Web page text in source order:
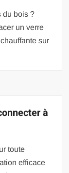
du bois ?
un verre
sur
à
toute
efficace